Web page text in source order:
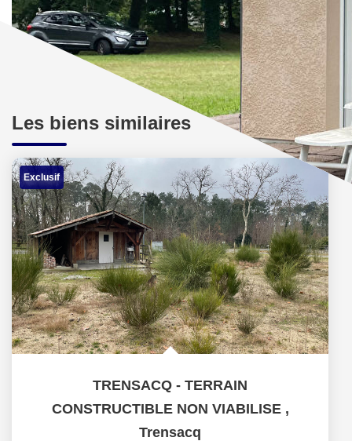
Les biens similaires
Exclusif
TRENSACQ - TERRAIN
CONSTRUCTIBLE NON VIABILISE ,
Trensacq